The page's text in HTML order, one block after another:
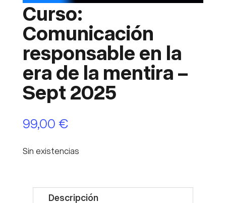
Curso:
Comunicación
responsable en la
era de la mentira –
Sept 2025
99,00 €
Sin existencias
Descripción